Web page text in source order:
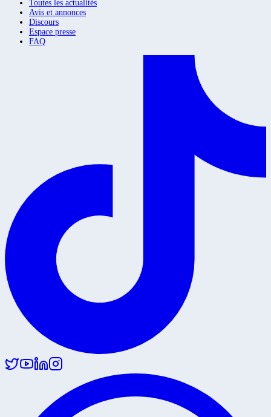
Toutes les actualités
Avis et annonces
Discours
Espace presse
FAQ